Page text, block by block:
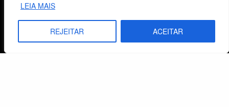
LEIA MAIS
REJEITAR ACEITAR
Minha conta